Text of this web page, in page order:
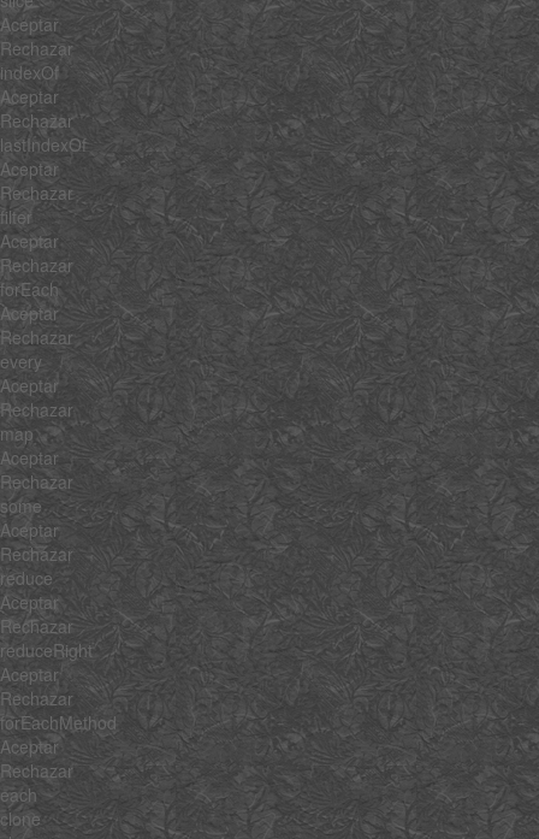
Aceptar
Rechazar
indexOf
Aceptar
Rechazar
lastIndexOf
Aceptar
Rechazar
filter
Aceptar
Rechazar
forEach
Aceptar
Rechazar
every
Aceptar
Rechazar
map
Aceptar
Rechazar
some
Aceptar
Rechazar
reduce
Aceptar
Rechazar
reduceRight
Aceptar
Rechazar
forEachMethod
Aceptar
Rechazar
each
clone